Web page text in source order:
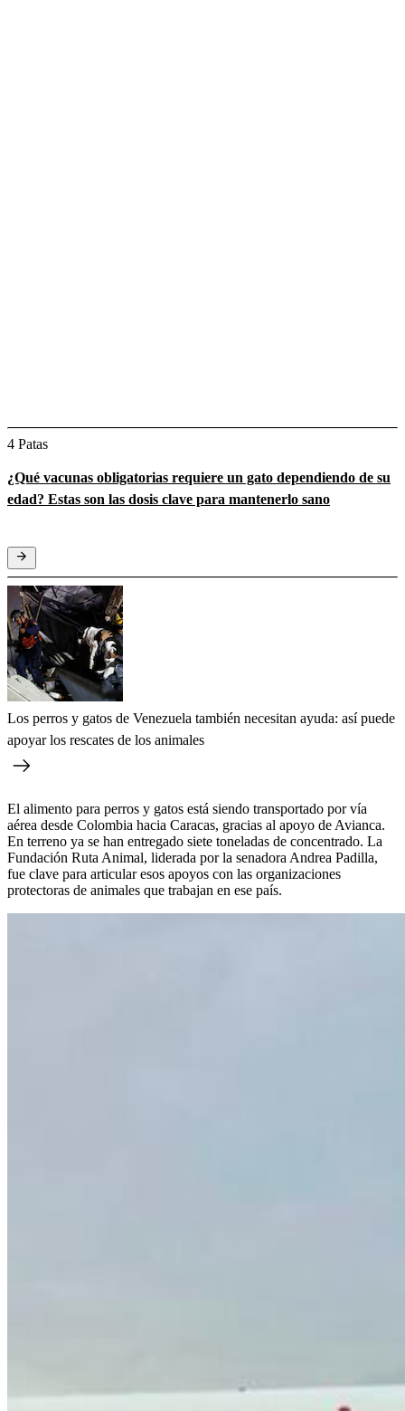
4 Patas
¿Qué vacunas obligatorias requiere un gato dependiendo de su
edad? Estas son las dosis clave para mantenerlo sano
Los perros y gatos de Venezuela también necesitan ayuda: así puede
apoyar los rescates de los animales
El alimento para perros y gatos está siendo transportado por vía
aérea desde Colombia hacia Caracas, gracias al apoyo de Avianca.
En terreno ya se han entregado siete toneladas de concentrado. La
Fundación Ruta Animal, liderada por la senadora Andrea Padilla,
fue clave para articular esos apoyos con las organizaciones
protectoras de animales que trabajan en ese país.